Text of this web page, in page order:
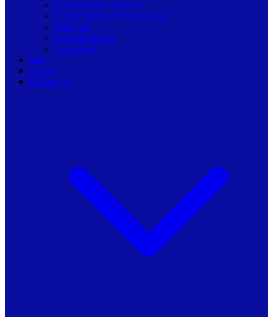
Resurse pentru primarii
Politici Urbane & Guvernanta
Dialoguri
Profil de Primar
Podcast-uri
Stiri
Oferte
Despre noi